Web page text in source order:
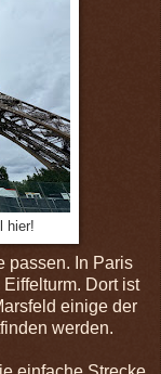
hier!
passen. In Paris
Dort ist
einige der
werden.